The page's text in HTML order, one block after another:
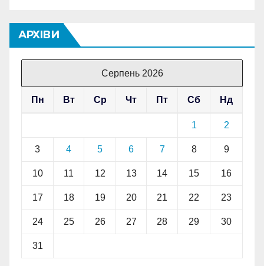
АРХІВИ
Серпень 2026
Пн Вт Ср Чт Пт Сб Нд
1 2
3 4 5 6 7 8 9
10 11 12 13 14 15 16
17 18 19 20 21 22 23
24 25 26 27 28 29 30
31